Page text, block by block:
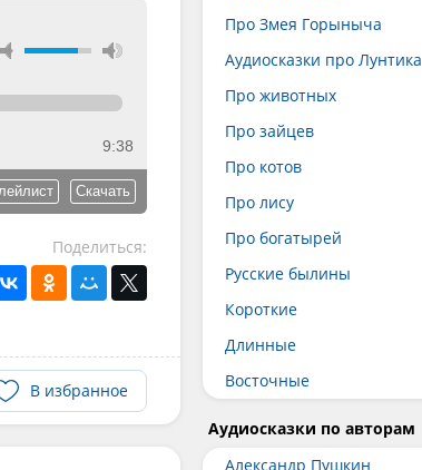
9:38
Скачать
Поделиться:
В избранное
Про Змея Горыныча
Аудиосказки про Лунтика
Про животных
Про зайцев
Про котов
Про лису
Про богатырей
Русские былины
Короткие
Длинные
Восточные
Аудиосказки по авторам
Александр Пушкин